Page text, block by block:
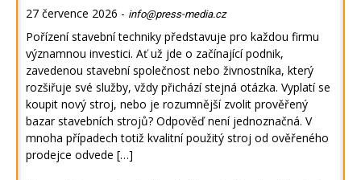
27 července 2026 - info@press-media.cz
Pořízení stavební techniky představuje pro každou firmu
významnou investici. Ať už jde o začínající podnik,
zavedenou stavební společnost nebo živnostníka, který
rozšiřuje své služby, vždy přichází stejná otázka. Vyplatí se
koupit nový stroj, nebo je rozumnější zvolit prověřený
bazar stavebních strojů? Odpověď není jednoznačná. V
mnoha případech totiž kvalitní použitý stroj od ověřeného
prodejce odvede […]